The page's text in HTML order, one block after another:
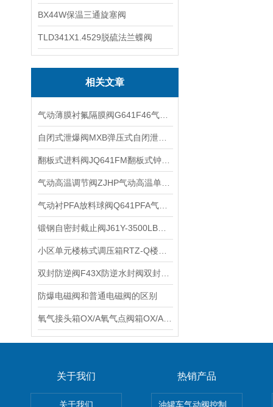
BX44W保温三通旋塞阀
TLD341X1.4529脱硫法兰蝶阀
相关文章
防爆电磁阀和普通电磁阀的区别
关于我们
关于我们
热销产品
油罐车气动阀控制气动组合